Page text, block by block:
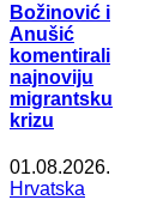
Božinović i
Anušić
komentirali
najnoviju
migrantsku
krizu
01.08.2026.
Hrvatska